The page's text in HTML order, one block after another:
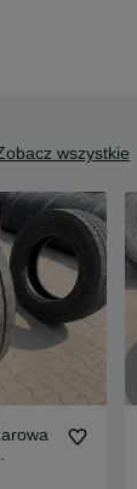
wszystkie
/ 10-